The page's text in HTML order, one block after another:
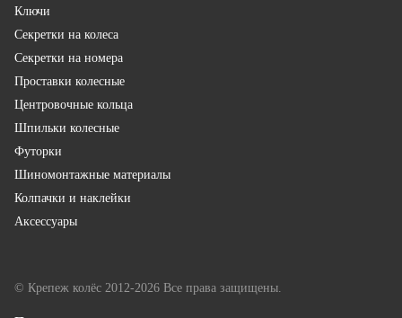
Ключи
Секретки на колеса
Секретки на номера
Проставки колесные
Центровочные кольца
Шпильки колесные
Футорки
Шиномонтажные материалы
Колпачки и наклейки
Аксессуары
© Крепеж колёс 2012-2026 Все права защищены.